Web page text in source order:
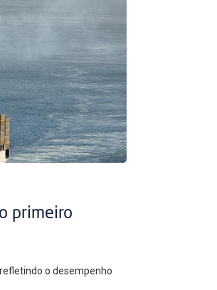
primeiro
o desempenho